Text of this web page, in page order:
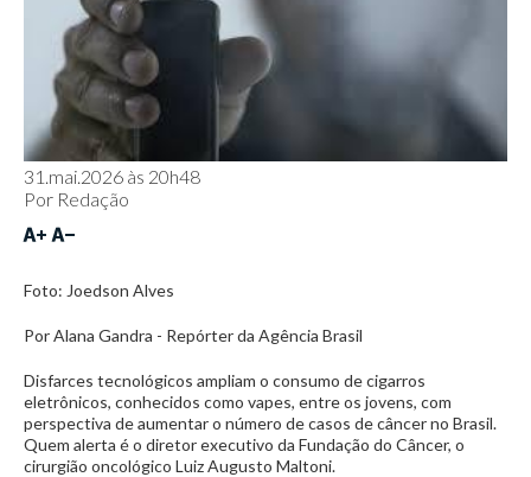
31.mai.2026 às 20h48
Por Redação
Foto: Joedson Alves
Por Alana Gandra - Repórter da Agência Brasil
Disfarces tecnológicos ampliam o consumo de cigarros
eletrônicos, conhecidos como vapes, entre os jovens, com
perspectiva de aumentar o número de casos de câncer no Brasil.
Quem alerta é o diretor executivo da Fundação do Câncer, o
cirurgião oncológico Luiz Augusto Maltoni.